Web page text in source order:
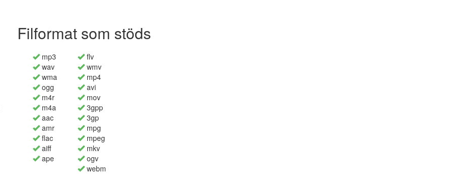
Filformat som stöds
mp3
wav
wma
ogg
m4r
m4a
aac
amr
flac
aiff
ape
flv
wmv
mp4
avi
mov
3gpp
3gp
mpg
mpeg
mkv
ogv
webm